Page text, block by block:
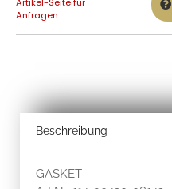
Anfragen...
Beschreibung
GASKET